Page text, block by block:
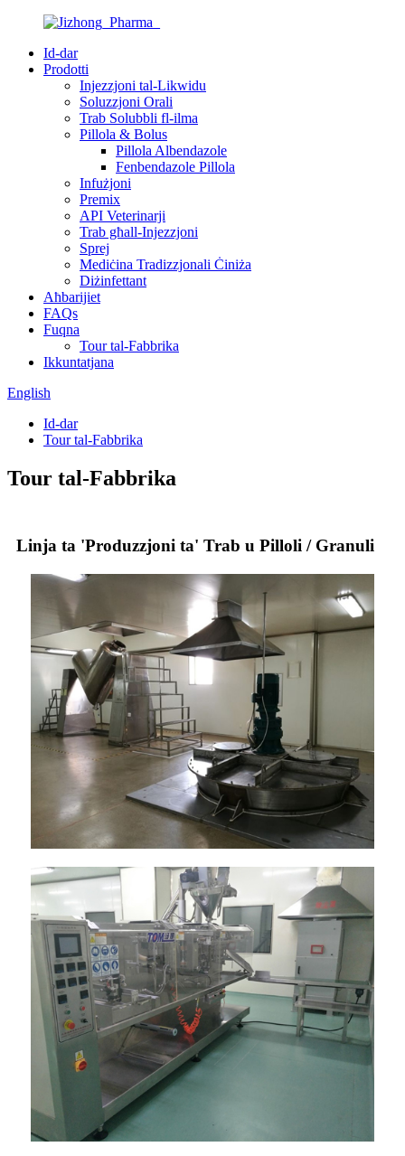
Id-dar
Prodotti
Injezzjoni tal-Likwidu
Soluzzjoni Orali
Trab Solubbli fl-ilma
Pillola & Bolus
Pillola Albendazole
Fenbendazole Pillola
Infużjoni
Premix
API Veterinarji
Trab għall-Injezzjoni
Sprej
Mediċina Tradizzjonali Ċiniża
Diżinfettant
Aħbarijiet
FAQs
Fuqna
Tour tal-Fabbrika
Ikkuntatjana
English
Id-dar
Tour tal-Fabbrika
Tour tal-Fabbrika
Linja ta 'Produzzjoni ta' Trab u Pilloli / Granuli